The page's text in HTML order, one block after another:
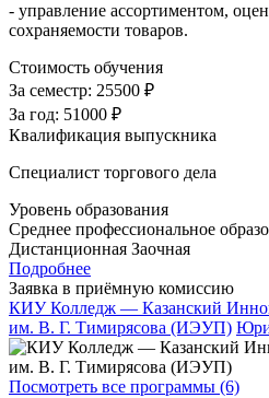
- управление ассортиментом,
сохраняемости товаров.
Стоимость обучения
За семестр: 25500 ₽
За год: 51000 ₽
Квалификация выпускника
Специалист торгового дела
Уровень образования
Среднее профессиональное
Дистанционная Заочная
Подробнее
Заявка в приёмную комиссию
КИУ Колледж — Казанский
им. В. Г. Тимирясова (ИЭУП)
Посмотреть все программы (6)